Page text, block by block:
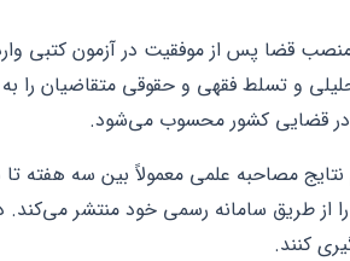
منصب قضا پس از موفقیت در آزمون کتبی
و تسلط فقهی و حقوقی متقاضیان
قضایی کشور محسوب می‌شود.
نتایج مصاحبه علمی معمولاً بین سه هفته
را از طریق سامانه رسمی خود منتشر
کنند.